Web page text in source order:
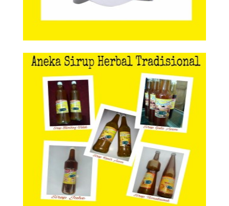
Aneka Sirup Herbal Tradisional
Aneka Sirup Herbal
Tradisional